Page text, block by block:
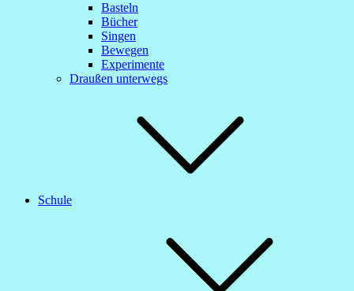
Basteln
Bücher
Singen
Bewegen
Experimente
Draußen unterwegs
Schule